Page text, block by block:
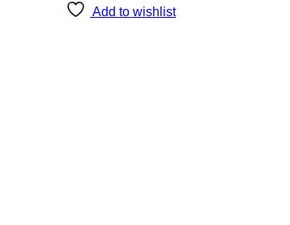
Add to wishlist